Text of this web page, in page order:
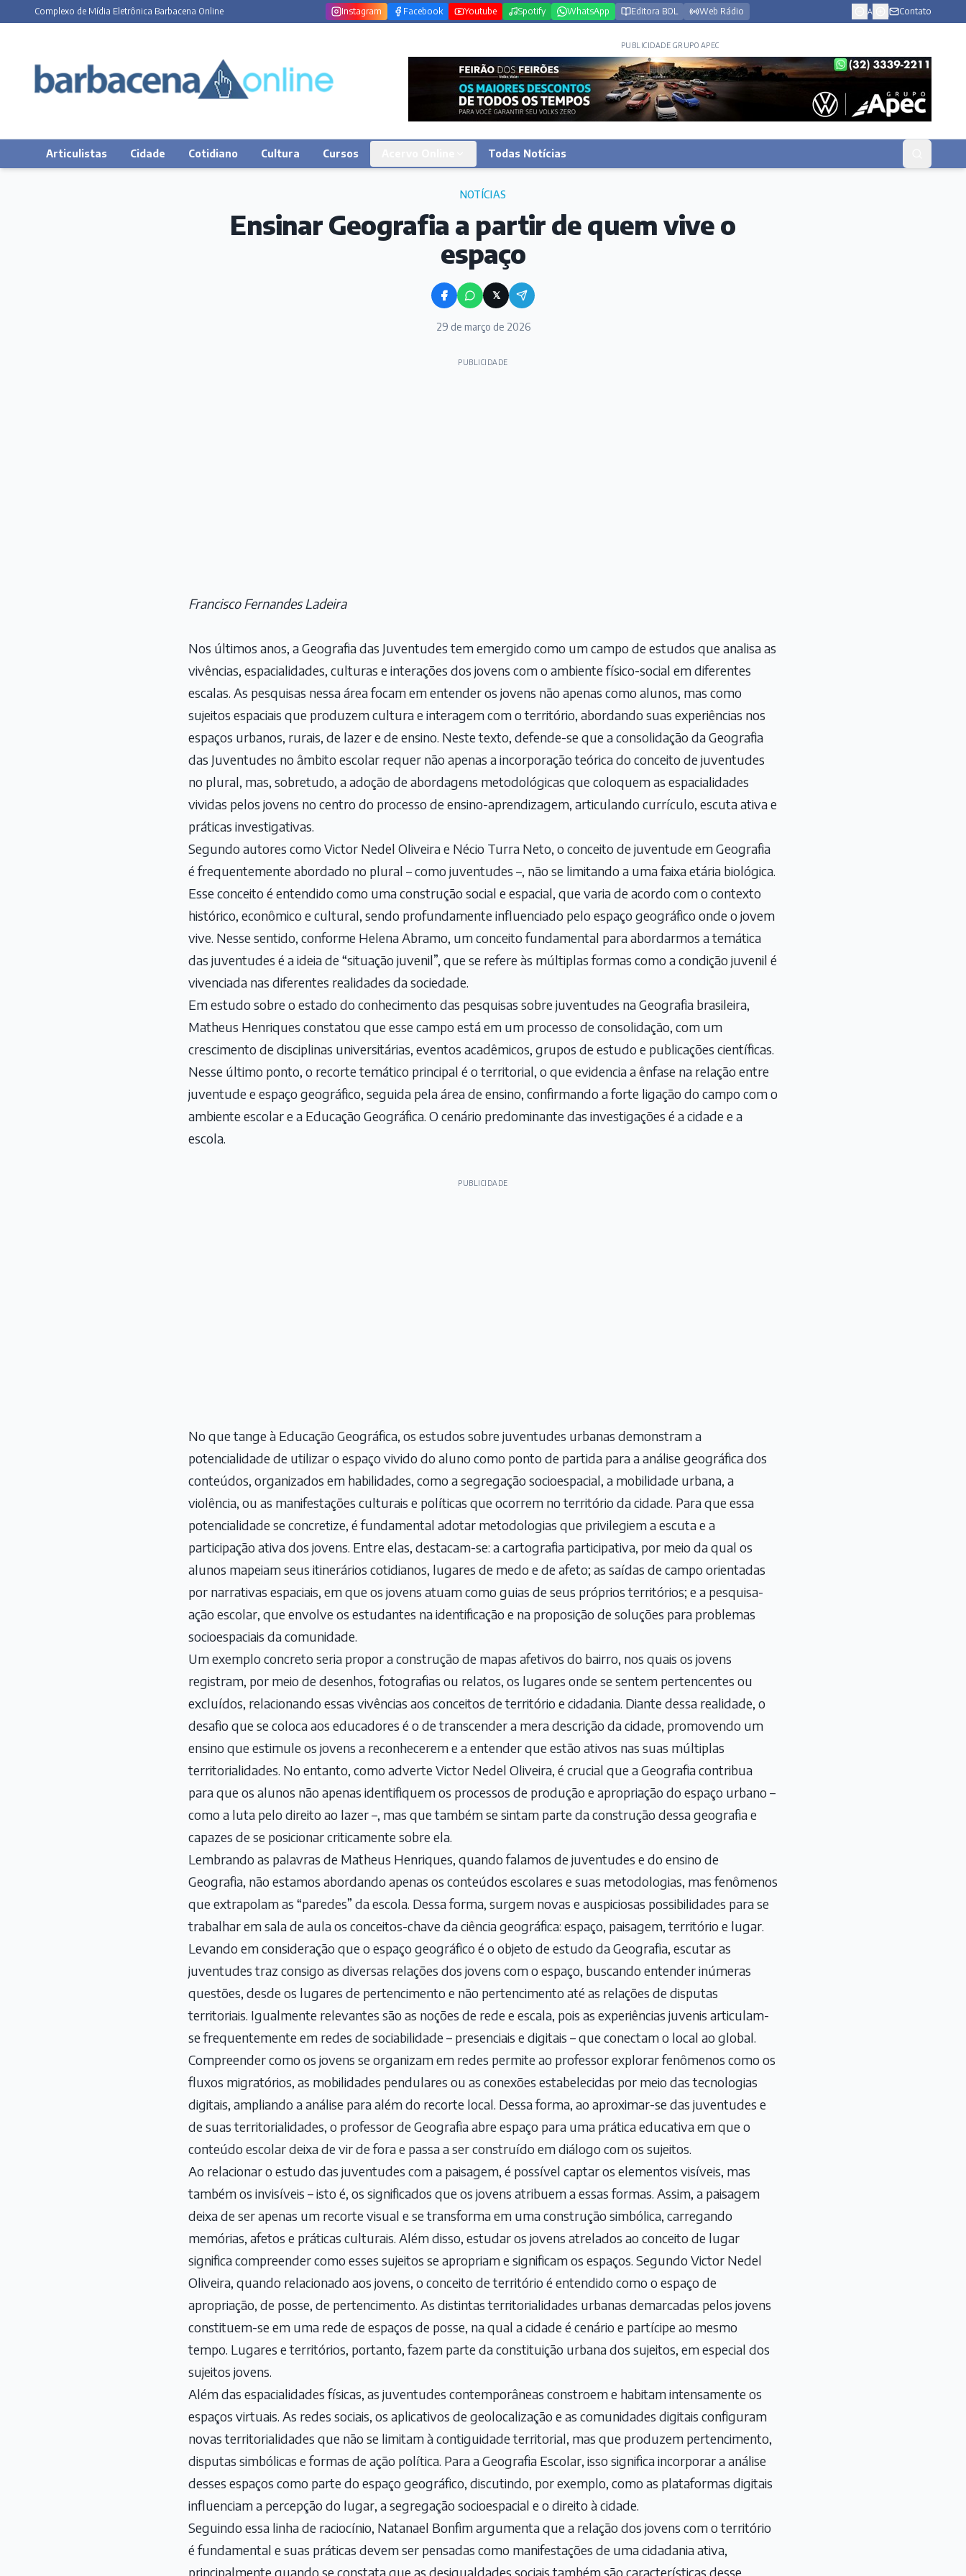
Complexo de Mídia Eletrônica Barbacena Online Instagram Facebook Youtube Spotify WhatsApp Editora BOL Web Rádio A Contato
PUBLICIDADE GRUPO APEC
Articulistas Cidade Cotidiano Cultura Cursos Todas Notícias
NOTÍCIAS
Ensinar Geografia a partir de quem vive o
espaço
𝕏
29 de março de 2026
PUBLICIDADE
Francisco Fernandes Ladeira
Nos últimos anos, a Geografia das Juventudes tem emergido como um campo de estudos que analisa as
vivências, espacialidades, culturas e interações dos jovens com o ambiente físico-social em diferentes
escalas. As pesquisas nessa área focam em entender os jovens não apenas como alunos, mas como
sujeitos espaciais que produzem cultura e interagem com o território, abordando suas experiências nos
espaços urbanos, rurais, de lazer e de ensino. Neste texto, defende-se que a consolidação da Geografia
das Juventudes no âmbito escolar requer não apenas a incorporação teórica do conceito de juventudes
no plural, mas, sobretudo, a adoção de abordagens metodológicas que coloquem as espacialidades
vividas pelos jovens no centro do processo de ensino-aprendizagem, articulando currículo, escuta ativa e
práticas investigativas.
Segundo autores como Victor Nedel Oliveira e Nécio Turra Neto, o conceito de juventude em Geografia
é frequentemente abordado no plural – como juventudes –, não se limitando a uma faixa etária biológica.
Esse conceito é entendido como uma construção social e espacial, que varia de acordo com o contexto
histórico, econômico e cultural, sendo profundamente influenciado pelo espaço geográfico onde o jovem
vive. Nesse sentido, conforme Helena Abramo, um conceito fundamental para abordarmos a temática
das juventudes é a ideia de “situação juvenil”, que se refere às múltiplas formas como a condição juvenil é
vivenciada nas diferentes realidades da sociedade.
Em estudo sobre o estado do conhecimento das pesquisas sobre juventudes na Geografia brasileira,
Matheus Henriques constatou que esse campo está em um processo de consolidação, com um
crescimento de disciplinas universitárias, eventos acadêmicos, grupos de estudo e publicações científicas.
Nesse último ponto, o recorte temático principal é o territorial, o que evidencia a ênfase na relação entre
juventude e espaço geográfico, seguida pela área de ensino, confirmando a forte ligação do campo com o
ambiente escolar e a Educação Geográfica. O cenário predominante das investigações é a cidade e a
escola.
PUBLICIDADE
No que tange à Educação Geográfica, os estudos sobre juventudes urbanas demonstram a
potencialidade de utilizar o espaço vivido do aluno como ponto de partida para a análise geográfica dos
conteúdos, organizados em habilidades, como a segregação socioespacial, a mobilidade urbana, a
violência, ou as manifestações culturais e políticas que ocorrem no território da cidade. Para que essa
potencialidade se concretize, é fundamental adotar metodologias que privilegiem a escuta e a
participação ativa dos jovens. Entre elas, destacam-se: a cartografia participativa, por meio da qual os
alunos mapeiam seus itinerários cotidianos, lugares de medo e de afeto; as saídas de campo orientadas
por narrativas espaciais, em que os jovens atuam como guias de seus próprios territórios; e a pesquisa-
ação escolar, que envolve os estudantes na identificação e na proposição de soluções para problemas
socioespaciais da comunidade.
Um exemplo concreto seria propor a construção de mapas afetivos do bairro, nos quais os jovens
registram, por meio de desenhos, fotografias ou relatos, os lugares onde se sentem pertencentes ou
excluídos, relacionando essas vivências aos conceitos de território e cidadania. Diante dessa realidade, o
desafio que se coloca aos educadores é o de transcender a mera descrição da cidade, promovendo um
ensino que estimule os jovens a reconhecerem e a entender que estão ativos nas suas múltiplas
territorialidades. No entanto, como adverte Victor Nedel Oliveira, é crucial que a Geografia contribua
para que os alunos não apenas identifiquem os processos de produção e apropriação do espaço urbano –
como a luta pelo direito ao lazer –, mas que também se sintam parte da construção dessa geografia e
capazes de se posicionar criticamente sobre ela.
Lembrando as palavras de Matheus Henriques, quando falamos de juventudes e do ensino de
Geografia, não estamos abordando apenas os conteúdos escolares e suas metodologias, mas fenômenos
que extrapolam as “paredes” da escola. Dessa forma, surgem novas e auspiciosas possibilidades para se
trabalhar em sala de aula os conceitos-chave da ciência geográfica: espaço, paisagem, território e lugar.
Levando em consideração que o espaço geográfico é o objeto de estudo da Geografia, escutar as
juventudes traz consigo as diversas relações dos jovens com o espaço, buscando entender inúmeras
questões, desde os lugares de pertencimento e não pertencimento até as relações de disputas
territoriais. Igualmente relevantes são as noções de rede e escala, pois as experiências juvenis articulam-
se frequentemente em redes de sociabilidade – presenciais e digitais – que conectam o local ao global.
Compreender como os jovens se organizam em redes permite ao professor explorar fenômenos como os
fluxos migratórios, as mobilidades pendulares ou as conexões estabelecidas por meio das tecnologias
digitais, ampliando a análise para além do recorte local. Dessa forma, ao aproximar-se das juventudes e
de suas territorialidades, o professor de Geografia abre espaço para uma prática educativa em que o
conteúdo escolar deixa de vir de fora e passa a ser construído em diálogo com os sujeitos.
Ao relacionar o estudo das juventudes com a paisagem, é possível captar os elementos visíveis, mas
também os invisíveis – isto é, os significados que os jovens atribuem a essas formas. Assim, a paisagem
deixa de ser apenas um recorte visual e se transforma em uma construção simbólica, carregando
memórias, afetos e práticas culturais. Além disso, estudar os jovens atrelados ao conceito de lugar
significa compreender como esses sujeitos se apropriam e significam os espaços. Segundo Victor Nedel
Oliveira, quando relacionado aos jovens, o conceito de território é entendido como o espaço de
apropriação, de posse, de pertencimento. As distintas territorialidades urbanas demarcadas pelos jovens
constituem-se em uma rede de espaços de posse, na qual a cidade é cenário e partícipe ao mesmo
tempo. Lugares e territórios, portanto, fazem parte da constituição urbana dos sujeitos, em especial dos
sujeitos jovens.
Além das espacialidades físicas, as juventudes contemporâneas constroem e habitam intensamente os
espaços virtuais. As redes sociais, os aplicativos de geolocalização e as comunidades digitais configuram
novas territorialidades que não se limitam à contiguidade territorial, mas que produzem pertencimento,
disputas simbólicas e formas de ação política. Para a Geografia Escolar, isso significa incorporar a análise
desses espaços como parte do espaço geográfico, discutindo, por exemplo, como as plataformas digitais
influenciam a percepção do lugar, a segregação socioespacial e o direito à cidade.
Seguindo essa linha de raciocínio, Natanael Bonfim argumenta que a relação dos jovens com o território
é fundamental e suas práticas devem ser pensadas como manifestações de uma cidadania ativa,
principalmente quando se constata que as desigualdades sociais também são características desse